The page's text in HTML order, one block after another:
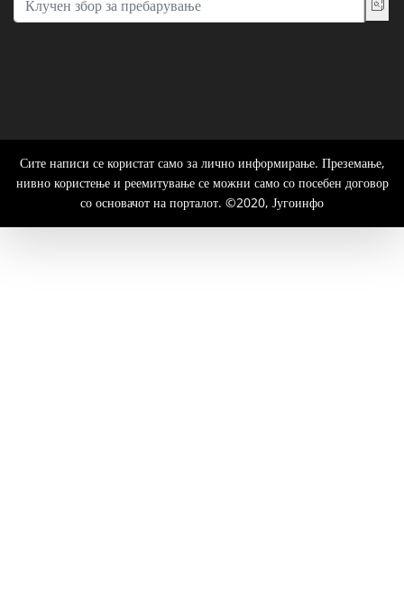
Сите написи се користат само за лично информирање. Преземање,
нивно користење и реемитување се можни само со посебен договор
со основачот на порталот. ©2020, Југоинфо